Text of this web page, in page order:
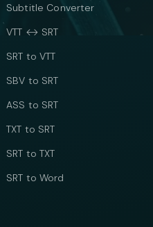
Subtitle Converter
VTT ↔ SRT
SRT to VTT
SBV to SRT
ASS to SRT
TXT to SRT
SRT to TXT
SRT to Word